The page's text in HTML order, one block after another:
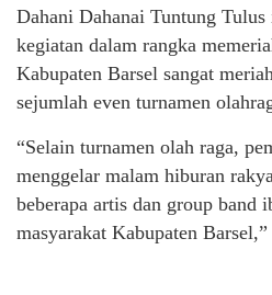
Dahani Dahanai Tuntung
kegiatan dalam rangka
Kabupaten Barsel sangat
sejumlah even turnamen
“Selain turnamen olah raga,
menggelar malam hiburan
beberapa artis dan group band
masyarakat Kabupaten